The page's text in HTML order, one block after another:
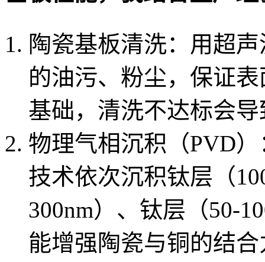
陶瓷基板清洗：用超
的油污、粉尘，保证
基础，清洗不达标会
物理气相沉积（PVD
技术依次沉积钛层（
300nm）、钛层（50-
能增强陶瓷与铜的结